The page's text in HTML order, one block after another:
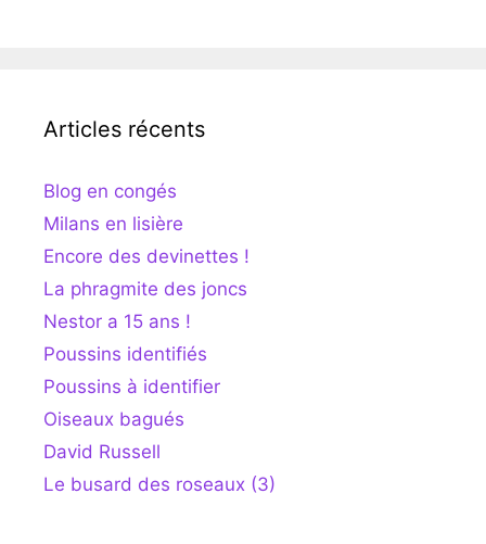
Articles récents
Blog en congés
Milans en lisière
Encore des devinettes !
La phragmite des joncs
Nestor a 15 ans !
Poussins identifiés
Poussins à identifier
Oiseaux bagués
David Russell
Le busard des roseaux (3)